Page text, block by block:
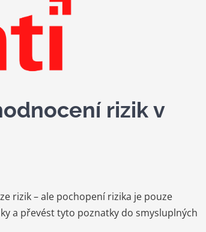
rizik v
rizik – ale pochopení rizika je pouze
a převést tyto poznatky do smysluplných